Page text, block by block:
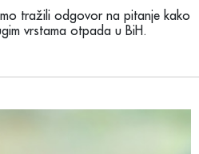
tražili odgovor na pitanje kako
vrstama otpada u BiH.